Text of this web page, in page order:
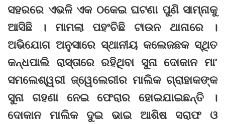
ସହରରେ ଏଭଳି ଏକ ଠକେଇ ଘଟଣା ପୁଣି ସାମ୍‌ନାକୁ
ଆସିଛି । ମାମଲା ପହଂଚିଛି ଟାଉନ ଥାନାରେ ।
ଅଭିଯୋଗ ଅନୁସାରେ ସ୍ଥାନୀୟ କଲେଜଛକ ସ୍ଥିତ
କନ୍ଧପାଲି ରାସ୍ତାରେ ରହିଥିବା ସୁନା ଦୋକାନ ମା’
ସମଲେଶ୍ୱରୀ ଜ୍ୱେଲେରୀର ମାଲିକ ଗ୍ରାହାକଙ୍କ
ସୁନା ଗହଣା ନେଇ ଫେରାର ହୋଇଯାଇଛନ୍ତି ।
ଦୋକାନ ମାଲିକ ଦୁଇ ଭାଇ ଆଶିଷ ସରାଫ ଓ